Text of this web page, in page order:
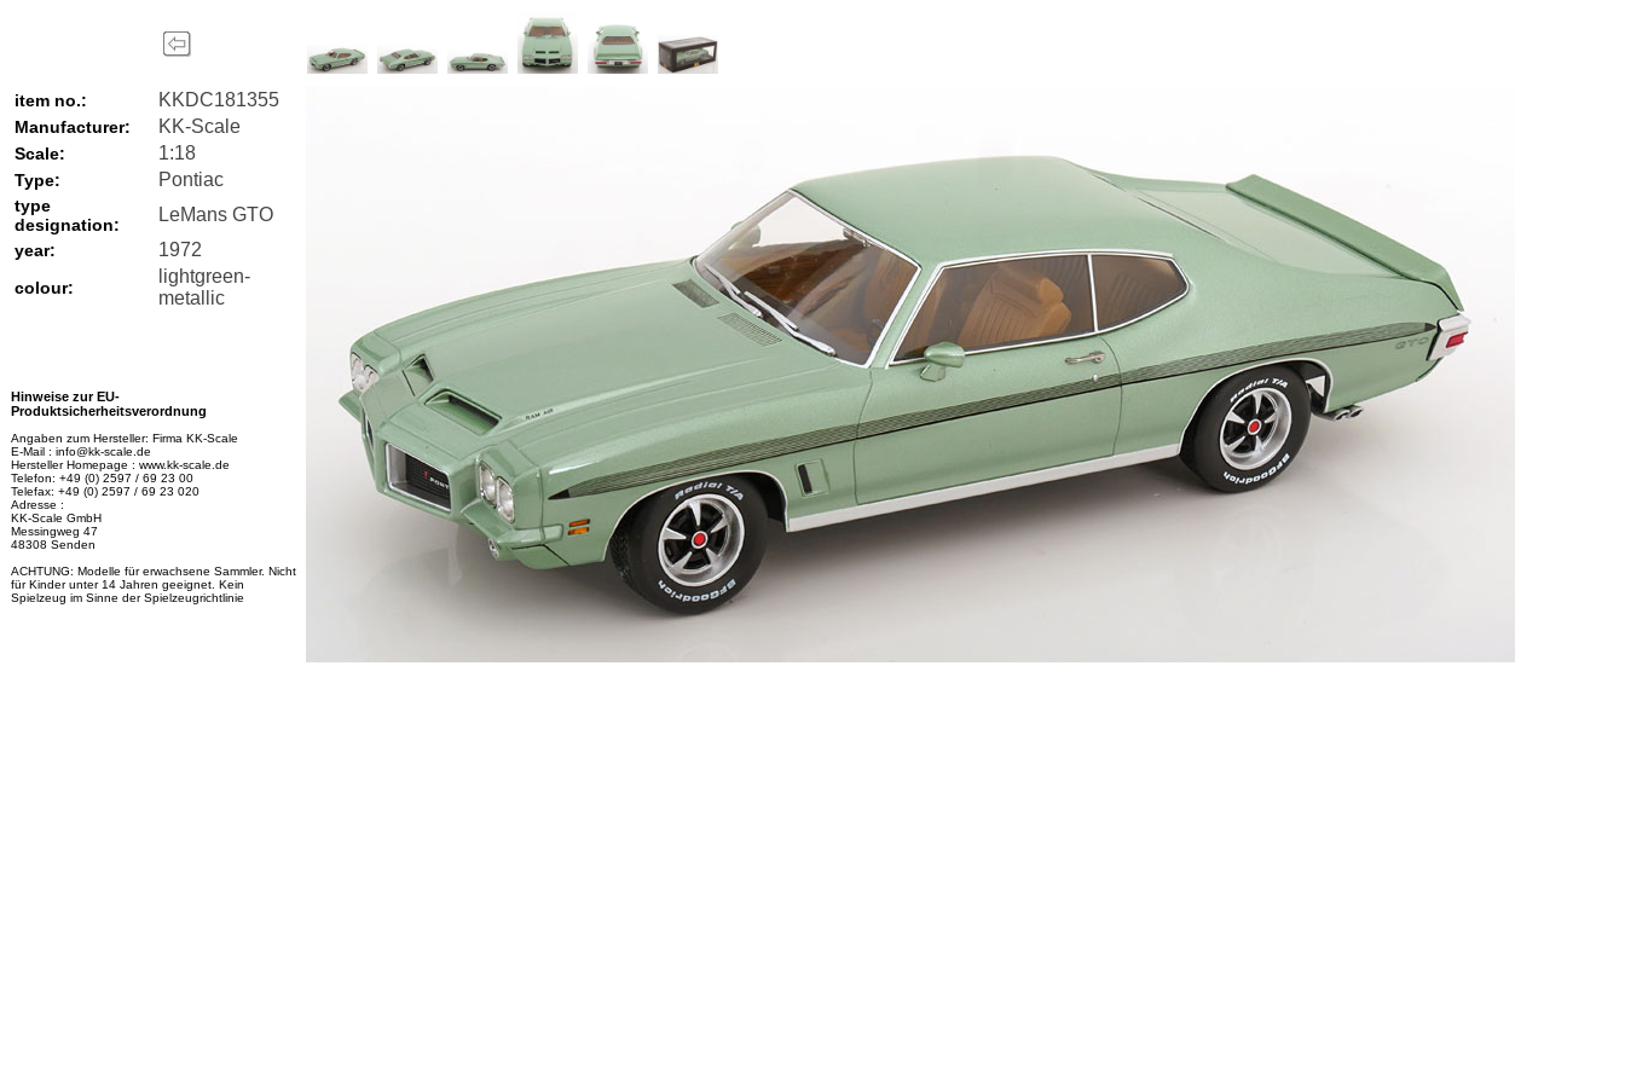
item no.: KKDC181355
Manufacturer: KK-Scale
Scale: 1:18
Type: Pontiac
type
designation:
LeMans GTO
year: 1972
colour:
lightgreen-
metallic
Hinweise zur EU-
Produktsicherheitsverordnung
Angaben zum Hersteller: Firma KK-Scale
E-Mail : info@kk-scale.de
Hersteller Homepage : www.kk-scale.de
Telefon: +49 (0) 2597 / 69 23 00
Telefax: +49 (0) 2597 / 69 23 020
Adresse :
KK-Scale GmbH
Messingweg 47
48308 Senden
ACHTUNG: Modelle für erwachsene Sammler. Nicht
für Kinder unter 14 Jahren geeignet. Kein
Spielzeug im Sinne der Spielzeugrichtlinie